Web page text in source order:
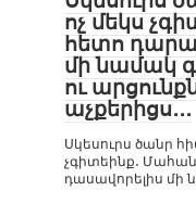
ոչ մեկս
հետո
մի նամակ
ու
աչքերիցս․․․
Սկեսուրս ծանր
չգիտեինք․
դասավորելիս մի